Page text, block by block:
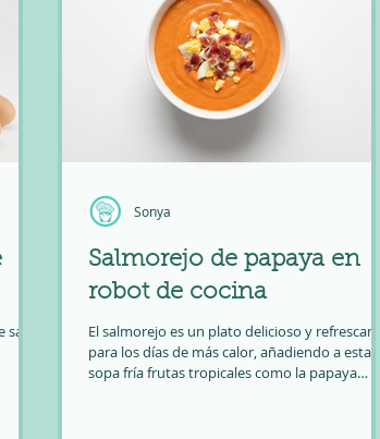
Salmorejo de papaya en
robot de cocina
El salmorejo es un plato delicioso y refrescante
para los días de más calor, añadiendo a esta
sopa fría frutas tropicales como la papaya
Sonya